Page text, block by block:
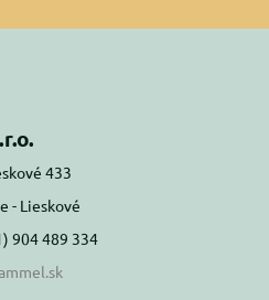
433
- Lieskové
904 489 334